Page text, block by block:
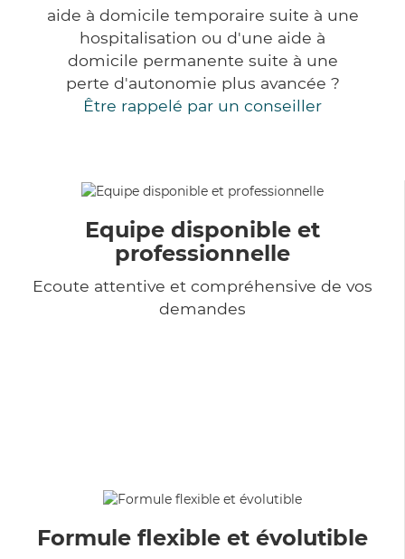
aide à domicile temporaire suite à une
hospitalisation ou d'une aide à
domicile permanente suite à une
perte d'autonomie plus avancée ?
Être rappelé par un conseiller
Equipe disponible et
professionnelle
Ecoute attentive et compréhensive de vos
demandes
Formule flexible et évolutible